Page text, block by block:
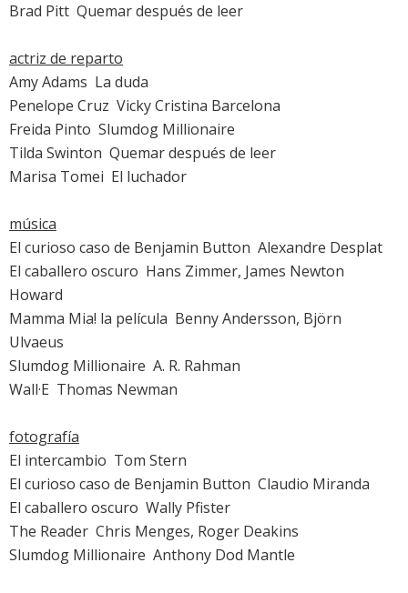
Brad Pitt Quemar después de leer
actriz de reparto
Amy Adams La duda
Penelope Cruz Vicky Cristina Barcelona
Freida Pinto Slumdog Millionaire
Tilda Swinton Quemar después de leer
Marisa Tomei El luchador
música
El curioso caso de Benjamin Button  Alexandre Desplat
El caballero oscuro  Hans Zimmer, James Newton
Howard
Mamma Mia! la película  Benny Andersson, Björn
Ulvaeus
Slumdog Millionaire  A. R. Rahman
Wall·E  Thomas Newman
fotografía
El intercambio  Tom Stern
El curioso caso de Benjamin Button  Claudio Miranda
El caballero oscuro  Wally Pfister
The Reader  Chris Menges, Roger Deakins
Slumdog Millionaire  Anthony Dod Mantle